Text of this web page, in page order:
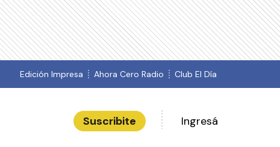
Edición Impresa Ahora Cero Radio Club El Día
Suscribite Ingresá